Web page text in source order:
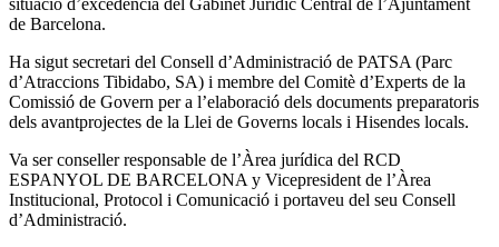
situació d’excedència del Gabinet Jurídic Central de l’Ajuntament
de Barcelona.
Ha sigut secretari del Consell d’Administració de PATSA (Parc
d’Atraccions Tibidabo, SA) i membre del Comitè d’Experts de la
Comissió de Govern per a l’elaboració dels documents preparatoris
dels avantprojectes de la Llei de Governs locals i Hisendes locals.
Va ser conseller responsable de l’Àrea jurídica del RCD
ESPANYOL DE BARCELONA y Vicepresident de l’Àrea
Institucional, Protocol i Comunicació i portaveu del seu Consell
d’Administració.